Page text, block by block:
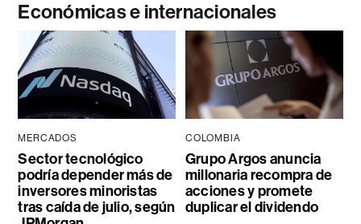
Económicas e internacionales
MERCADOS
Sector tecnológico
podría depender más de
inversores minoristas
tras caída de julio, según
COLOMBIA
Grupo Argos anuncia
millonaria recompra de
acciones y promete
duplicar el dividendo